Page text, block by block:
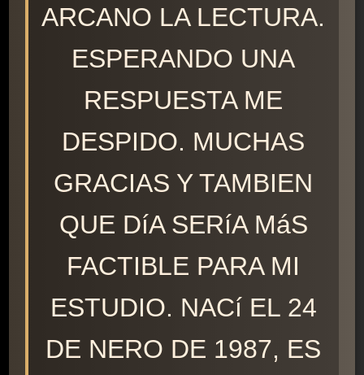
ARCANO LA LECTURA.
ESPERANDO UNA
RESPUESTA ME
DESPIDO. MUCHAS
GRACIAS Y TAMBIEN
QUE DíA SERíA MáS
FACTIBLE PARA MI
ESTUDIO. NACí EL 24
DE NERO DE 1987, ES